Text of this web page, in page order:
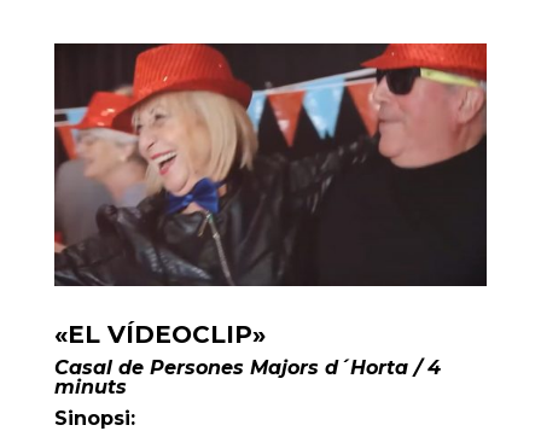
«EL VÍDEOCLIP»
Casal de Persones Majors d´Horta / 4
minuts
Sinopsi: